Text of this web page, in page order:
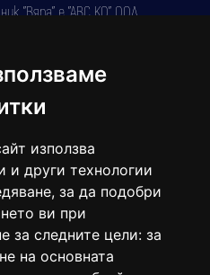
използва
и други технологии
за да подобри
ви при
за следните цели: за
на основната
"Вяра" е "АВС КО" ООД,